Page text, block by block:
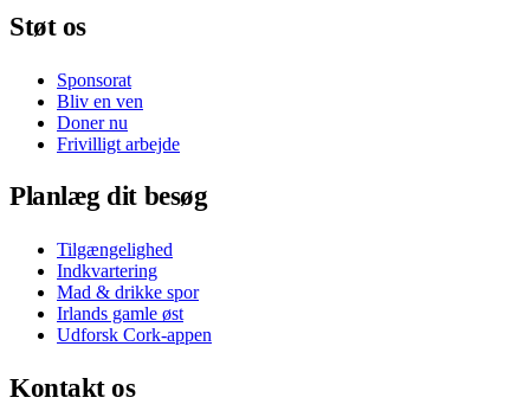
Støt os
Sponsorat
Bliv en ven
Doner nu
Frivilligt arbejde
Planlæg dit besøg
Tilgængelighed
Indkvartering
Mad & drikke spor
Irlands gamle øst
Udforsk Cork-appen
Kontakt os